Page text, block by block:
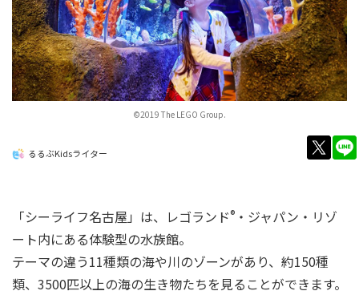
©2019 The LEGO Group.
るるぶKidsライター
「シーライフ名古屋」は、レゴランド® ・ジャパン・リゾ
ート内にある体験型の水族館。
テーマの違う11種類の海や川のゾーンがあり、約150種
類、3500匹以上の海の生き物たちを見ることができます。